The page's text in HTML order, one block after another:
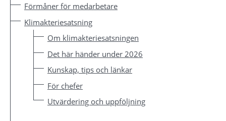
Förmåner för medarbetare
Klimakteriesatsning
Om klimakteriesatsningen
Det här händer under 2026
Kunskap, tips och länkar
För chefer
Utvärdering och uppföljning